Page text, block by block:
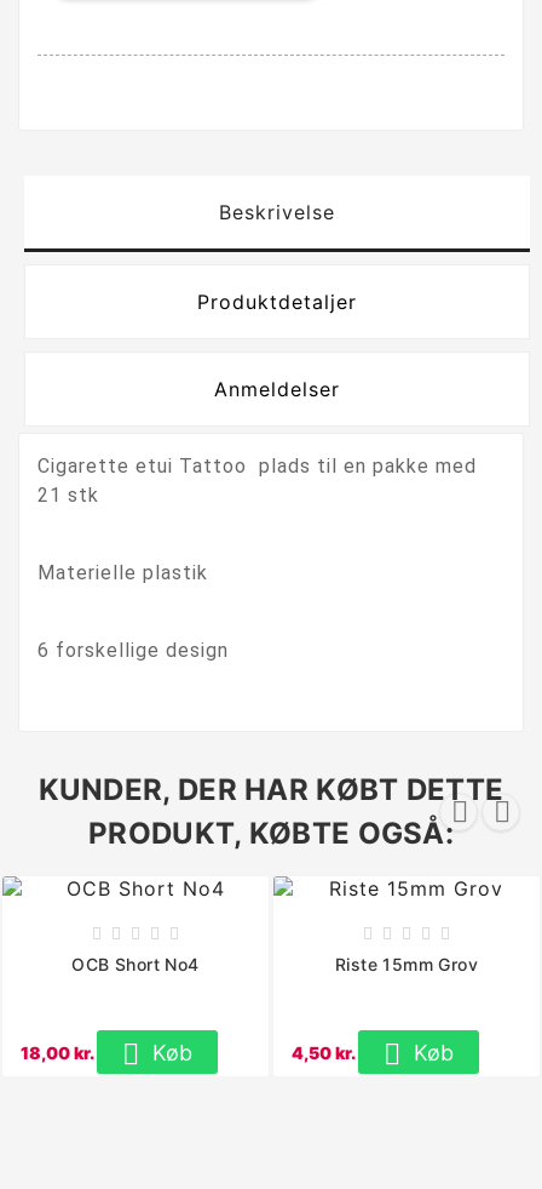
Beskrivelse
Produktdetaljer
Anmeldelser
Cigarette etui Tattoo plads til en pakke med
21 stk
Materielle plastik
6 forskellige design
KUNDER, DER HAR KØBT DETTE
PRODUKT, KØBTE OGSÅ:
 
    
OCB Short No4
18,00 kr.  Køb
    
Riste 15mm Grov
4,50 kr.  Køb